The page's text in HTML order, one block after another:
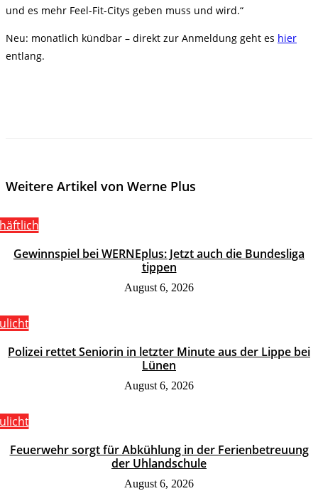
und es mehr Feel-Fit-Citys geben muss und wird.“
Neu: monatlich kündbar – direkt zur Anmeldung geht es hier
entlang.
Weitere Artikel von Werne Plus
Gewinnspiel bei WERNEplus: Jetzt auch die Bundesliga
tippen
August 6, 2026
Polizei rettet Seniorin in letzter Minute aus der Lippe bei
Lünen
August 6, 2026
Feuerwehr sorgt für Abkühlung in der Ferienbetreuung
der Uhlandschule
August 6, 2026